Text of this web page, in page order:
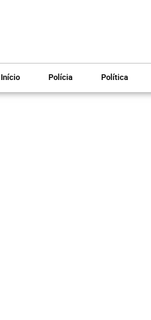
Início Polícia Política